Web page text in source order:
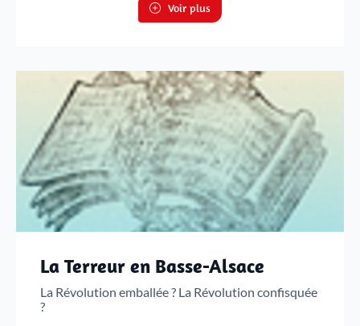
Voir plus
La Terreur en Basse-Alsace
La Révolution emballée ? La Révolution confisquée
?